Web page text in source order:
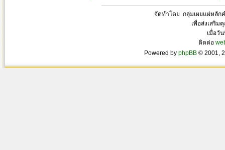
จัดทำโดย กลุ่มเผยแผ่หลัก
เพื่อส่งเสริม
เมื่อวั
ติดต่อ
Powered by phpBB © 2001,